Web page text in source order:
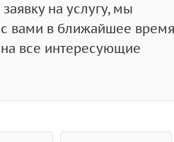
на услугу, мы
вами в ближайшее время
все интересующие